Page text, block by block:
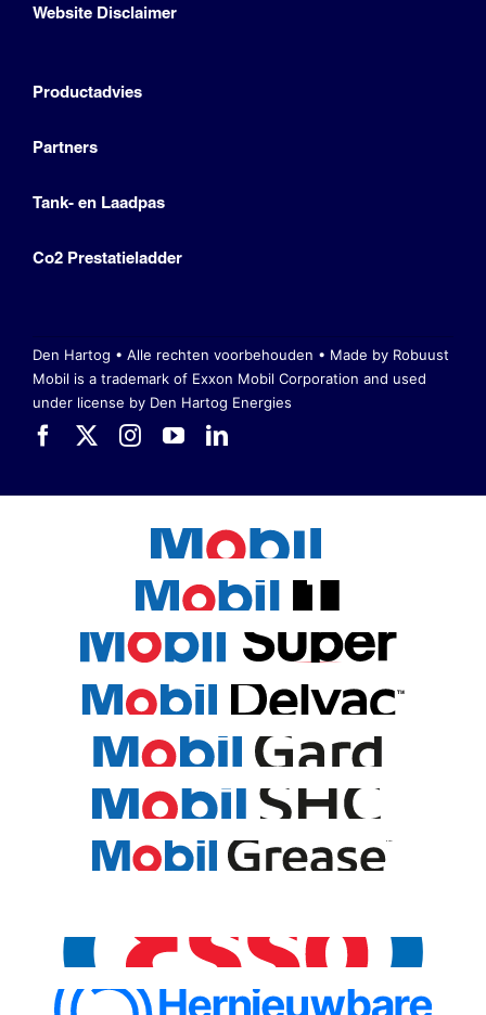
Website Disclaimer
Productadvies
Partners
Tank- en Laadpas
Co2 Prestatieladder
Den Hartog • Alle rechten voorbehouden • Made by Robuust
Mobil is a trademark of Exxon Mobil Corporation and used
under license by Den Hartog Energies